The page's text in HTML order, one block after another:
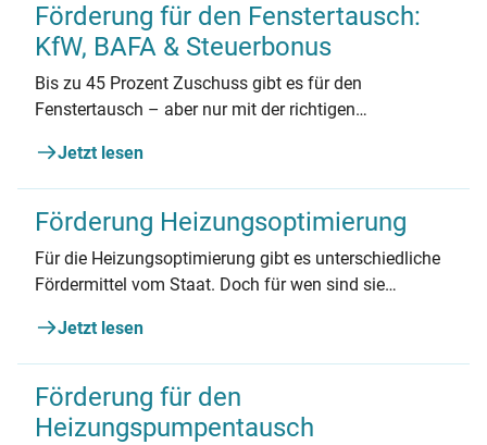
Förderung für den Fenstertausch:
KfW, BAFA & Steuerbonus
Bis zu 45 Prozent Zuschuss gibt es für den
Fenstertausch – aber nur mit der richtigen
Jetzt lesen
Förderung Heizungsoptimierung
Für die Heizungsoptimierung gibt es unterschiedliche
Fördermittel vom Staat. Doch für wen sind sie
beantworten die wichtigsten Fragen.
Jetzt lesen
Förderung für den
Heizungspumpentausch